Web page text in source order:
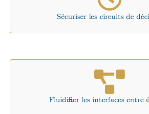
Sécuriser les circuits de
Fluidifier les interfaces entre